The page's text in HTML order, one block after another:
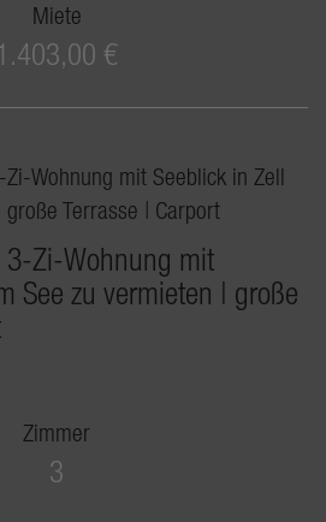
Miete
€
3-Zi-Wohnung mit
See zu vermieten | große
Zimmer
3